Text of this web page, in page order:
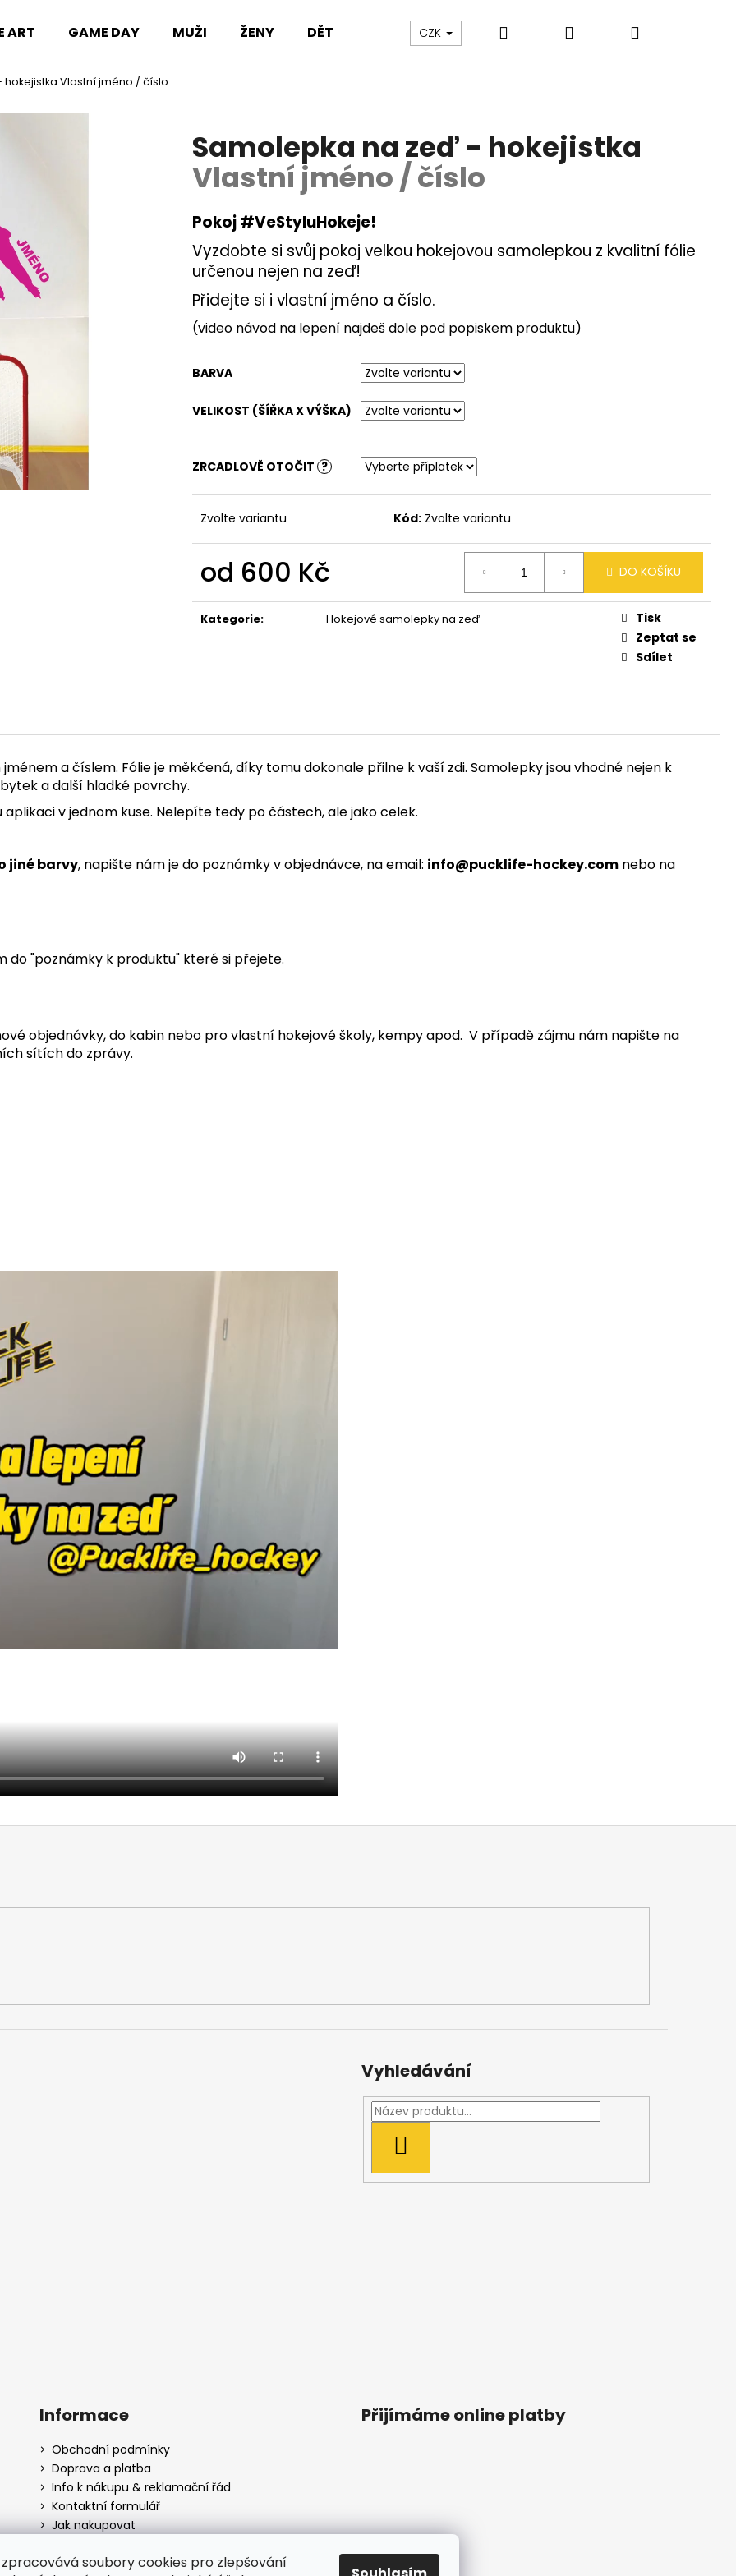
soubory cookies pro zlepšování
ART GAME DAY MUŽI ŽENY DĚTI KŠILTOVKY DOPLŇKY CZECH ICE
CZK Hledat PřihlášeníNákupní
hokejistka Vlastní jméno / číslo
Samolepka na zeď - hokejistka
Vlastní jméno / číslo
Pokoj #VeStyluHokeje!
Vyzdobte si svůj pokoj velkou hokejovou samolepkou z kvalitní fólie
určenou nejen na zeď!
Přidejte si i vlastní jméno a číslo.
(video návod na lepení najdeš dole pod popiskem produktu)
BARVA
VELIKOST (ŠÍŘKA X VÝŠKA)
ZRCADLOVĚ OTOČIT ?
Zvolte variantu Kód: Zvolte variantu
od 600 Kč
cena:
DO KOŠÍKU
Kategorie: Hokejové samolepky na zeď
Tisk
Zeptat se
Sdílet
a číslem. Fólie je měkčená, díky tomu dokonale přilne k vaší zdi. Samolepky jsou vhodné nejen k
a další hladké povrchy.
v jednom kuse. Nelepíte tedy po částech, ale jako celek.
jiné barvy, napište nám je do poznámky v objednávce, na email: info@pucklife-hockey.com nebo na
"poznámky k produktu" které si přejete.
objednávky, do kabin nebo pro vlastní hokejové školy, kempy apod. V případě zájmu nám napište na
sítích do zprávy.
Co potřebujete najít?
HLEDAT
- TROPICAL HOCKEY
Kč
TÍLKO - TROPICAL HOCKEY
Vyhledávání
Informace
Obchodní podmínky
Doprava a platba
Info k nákupu & reklamační řád
Kontaktní formulář
Jak nakupovat
Přijímáme online platby